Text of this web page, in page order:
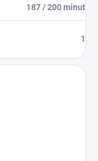
187 / 200 minut
1